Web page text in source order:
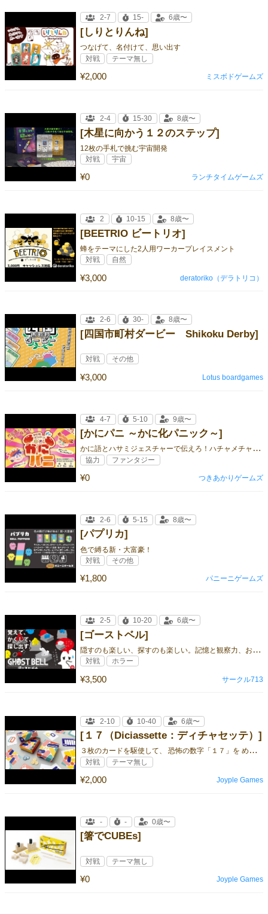
[しりとりんね]
つなげて、名付けて、思い出す
¥2,000
2-7 15- 6歳〜
対戦 テーマ無し
ミスボドゲームズ
[木星に向かう１２のステップ]
12枚の手札で挑む宇宙開発
¥0
2-4 15-30 8歳〜
対戦 宇宙
ランチタイムゲームズ
[BEETRIO ビートリオ]
蜂をテーマにした2人用ワーカープレイスメント
¥3,000
2 10-15 8歳〜
対戦 自然
deratoriko（デラトリコ）
[四国市町村ダービー Shikoku Derby]
¥3,000
2-6 30- 8歳〜
対戦 その他
Lotus boardgames
[かにパニ ～かに化パニック～]
か
に語とハサミジェスチャーで伝えろ！ハチャメチャ協力コミュニケーションゲーム
¥0
4-7 5-10 9歳〜
協力 ファンタジー
つきあかりゲームズ
[パプリカ]
色で縛る新・大富豪！
¥1,800
2-6 5-15 8歳〜
対戦 その他
パニーニゲームズ
[ゴーストベル]
隠
すのも楽しい、探すのも楽しい。記憶と観察力、おばけたちによるパーティゲーム！
¥3,500
2-5 10-20 6歳〜
対戦 ホラー
サークル713
[１７（Diciassette：ディチャセッテ）]
３
枚のカードを駆使して、 恐怖の数字「１７」を めぐる駆け引きに 勝利しちャッテ！？
¥2,000
2-10 10-40 6歳〜
対戦 テーマ無し
Joyple Games
[箸でCUBEs]
¥0
- - 0歳〜
対戦 テーマ無し
Joyple Games